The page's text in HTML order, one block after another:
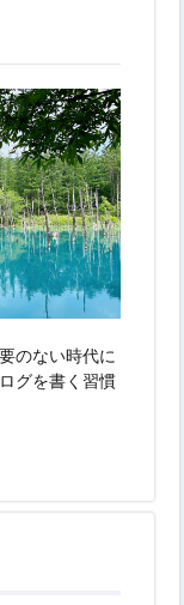
のない時代に
グを書く習慣